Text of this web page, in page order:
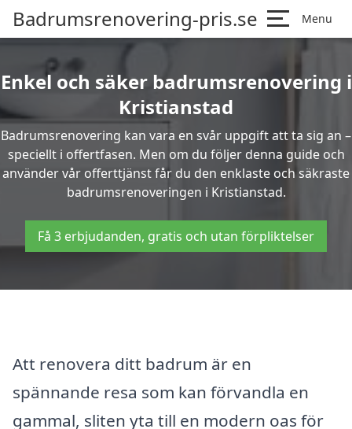
Badrumsrenovering-pris.se Menu
Enkel och säker badrumsrenovering i
Kristianstad
Badrumsrenovering kan vara en svår uppgift att ta sig an –
speciellt i offertfasen. Men om du följer denna guide och
använder vår offerttjänst får du den enklaste och säkraste
badrumsrenoveringen i Kristianstad.
Få 3 erbjudanden, gratis och utan förpliktelser
Att renovera ditt badrum är en
spännande resa som kan förvandla en
gammal, sliten yta till en modern oas för